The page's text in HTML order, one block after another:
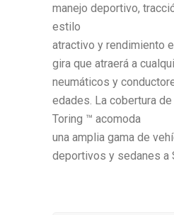
manejo deportivo,
estilo
atractivo y rendimiento
gira que atraerá a
neumáticos y
edades. La cobertura
Toring ™ acomoda
una amplia gama de
deportivos y sedanes a